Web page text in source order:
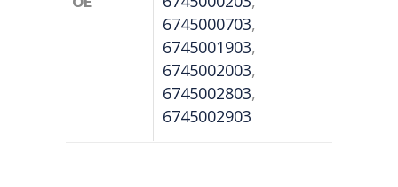
6745000703,
6745001903,
6745002003,
6745002803,
6745002903